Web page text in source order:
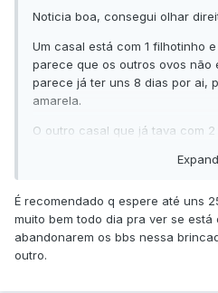
Noticia boa, consegui olhar
Um casal está com 1 filhotinho
parece que os outros ovos não
parece já ter uns 8 dias por ai,
amarela.
O outro casal que já tava com
dias bem grande do outro, já
ontem, vamos aguardar pra
ovinho, mas creio que não.
Expand
É recomendado q espere até uns
muito bem todo dia pra ver se
abandonarem os bbs nessa
outro.